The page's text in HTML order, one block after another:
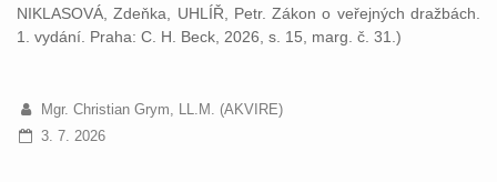
NIKLASOVÁ, Zdeňka, UHLÍŘ, Petr. Zákon o veřejných dražbách.
1. vydání. Praha: C. H. Beck, 2026, s. 15, marg. č. 31.)
Mgr. Christian Grym, LL.M. (AKVIRE)
3. 7. 2026